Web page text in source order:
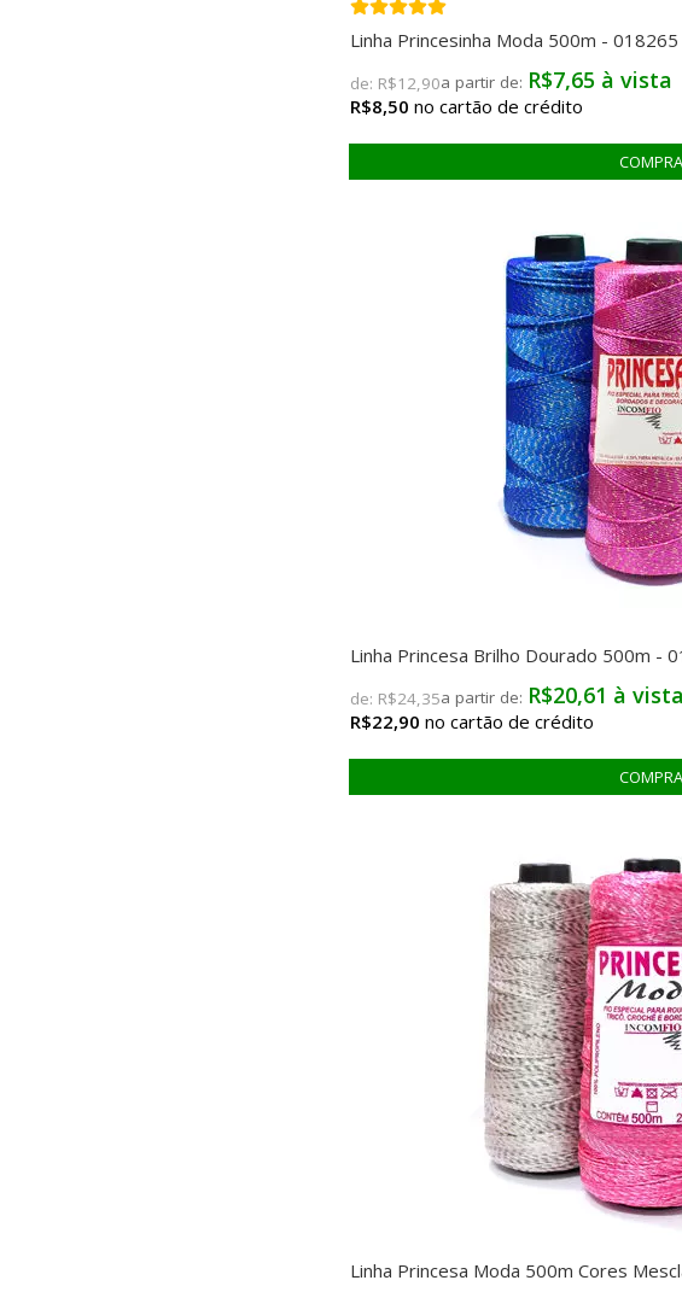
Linha Princesinha Moda 500m - 018265
de: R$12,90
R$8,50
R$7,65 à vista
Linha Princesa Brilho Dourado 500m -
de: R$24,35
R$22,90
R$20,61 à vista
Linha Princesa Moda 500m Cores